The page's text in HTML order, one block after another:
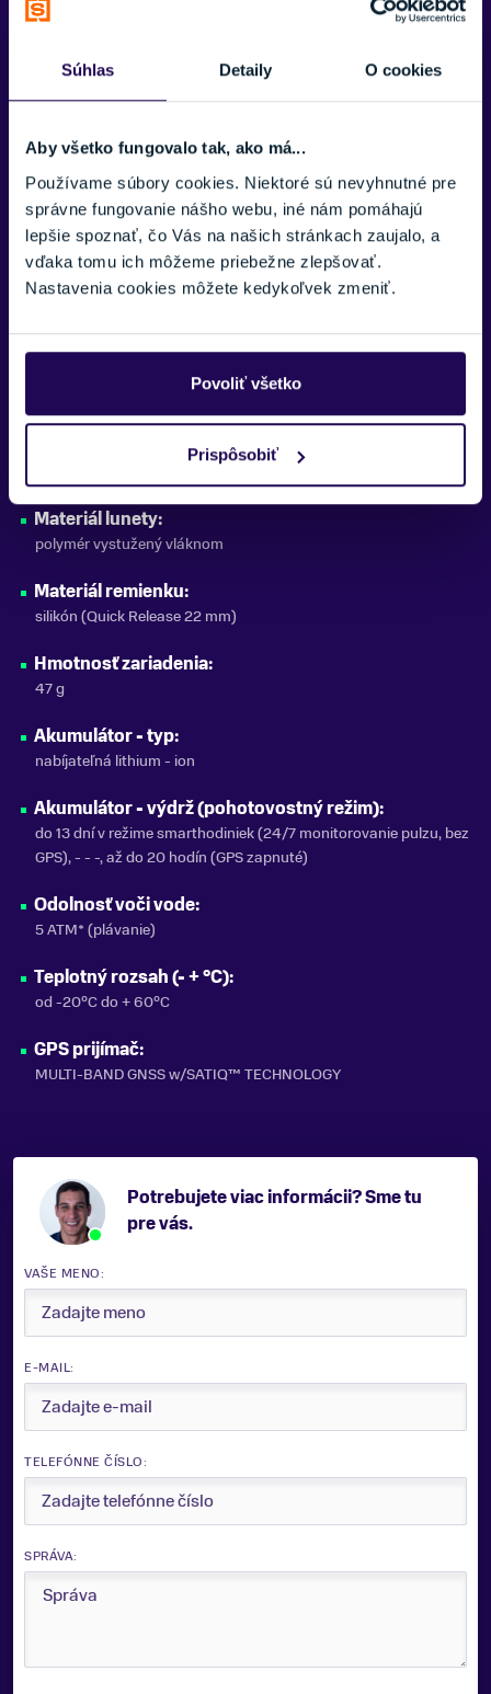
Súhlas Detaily O cookies
Aby všetko fungovalo tak, ako má...
Používame súbory cookies. Niektoré sú nevyhnutné pre
správne fungovanie nášho webu, iné nám pomáhajú
lepšie spoznať, čo Vás na našich stránkach zaujalo, a
vďaka tomu ich môžeme priebežne zlepšovať.
Nastavenia cookies môžete kedykoľvek zmeniť.
Povoliť všetko
Prispôsobiť
Rozmery zariadenia, ŠxVxH:
Optický pulzomer / oximeter:
Displej - veľkosť, ŠxV:
32,5 mm uhlopriečka
Displej - rozlíšenie, ŠxV:
416 x 416 bodov
Displej - typ:
Dotyková obrazovka:
Materiál lunety:
polymér vystužený vláknom
Materiál remienku:
silikón (Quick Release 22 mm)
Hmotnosť zariadenia:
47 g
Akumulátor - typ:
nabíjateľná lithium - ion
Akumulátor - výdrž (pohotovostný režim):
do 13 dní v režime smarthodiniek (24/7 monitorovanie pulzu, bez
GPS), - - -, až do 20 hodín (GPS zapnuté)
Odolnosť voči vode:
5 ATM* (plávanie)
Teplotný rozsah (- + °C):
od -20°C do + 60°C
GPS prijímač:
MULTI-BAND GNSS w/SATIQ™ TECHNOLOGY
Potrebujete viac informácii? Sme tu
pre vás.
VAŠE MENO:
E-MAIL:
TELEFÓNNE ČÍSLO:
SPRÁVA: